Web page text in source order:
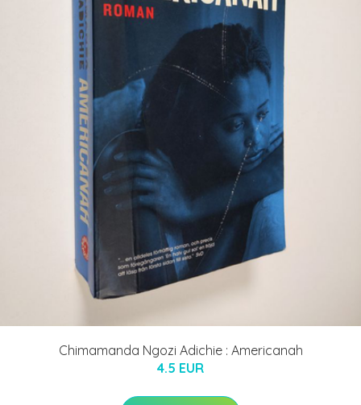
Chimamanda Ngozi Adichie : Americanah
4.5 EUR